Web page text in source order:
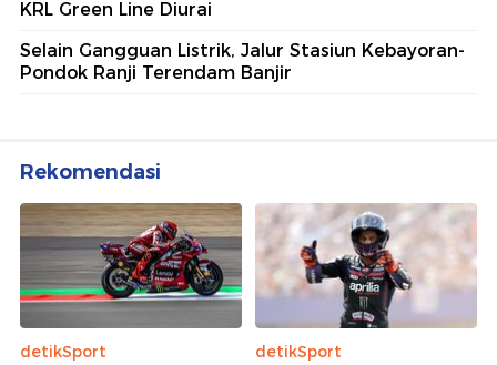
KRL Green Line Diurai
Selain Gangguan Listrik, Jalur Stasiun Kebayoran-
Pondok Ranji Terendam Banjir
Rekomendasi
detikSport
detikSport